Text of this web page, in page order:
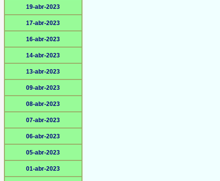
19-abr-2023
17-abr-2023
16-abr-2023
14-abr-2023
13-abr-2023
09-abr-2023
08-abr-2023
07-abr-2023
06-abr-2023
05-abr-2023
01-abr-2023